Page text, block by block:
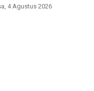
4 Agustus 2026